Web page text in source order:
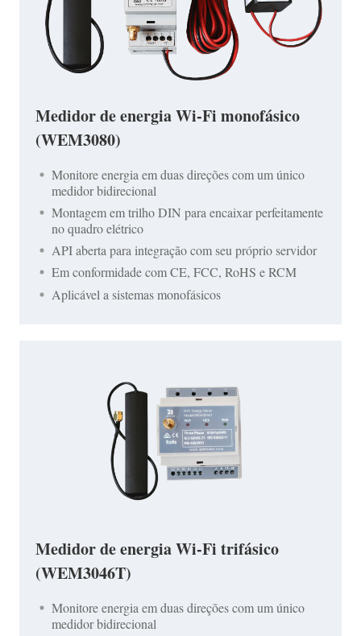
Medidor de energia Wi-Fi monofásico
(WEM3080)
Monitore energia em duas direções com um único
medidor bidirecional
Montagem em trilho DIN para encaixar perfeitamente
no quadro elétrico
API aberta para integração com seu próprio servidor
Em conformidade com CE, FCC, RoHS e RCM
Aplicável a sistemas monofásicos
Medidor de energia Wi-Fi trifásico
(WEM3046T)
Monitore energia em duas direções com um único
medidor bidirecional